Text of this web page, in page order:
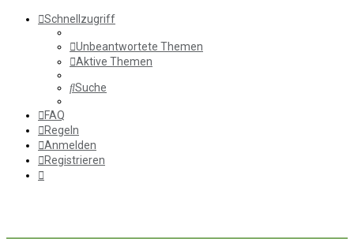
Schnellzugriff
Unbeantwortete Themen
Aktive Themen
Suche
FAQ
Regeln
Anmelden
Registrieren